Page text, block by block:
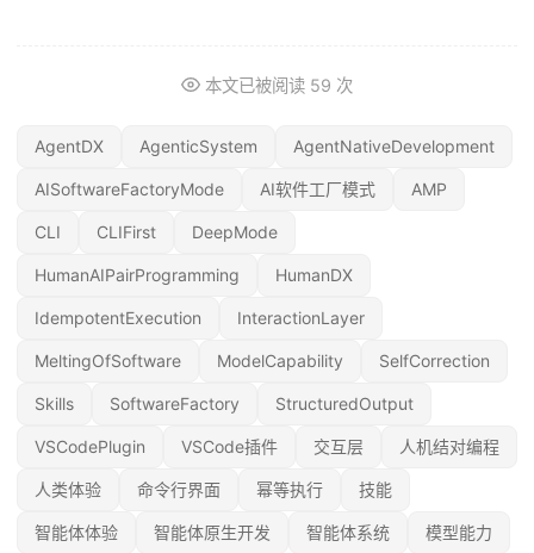
本文已被阅读 59 次
AgentDX AgenticSystem AgentNativeDevelopment
AISoftwareFactoryMode AI软件工厂模式 AMP
CLI CLIFirst DeepMode
HumanAIPairProgramming HumanDX
IdempotentExecution InteractionLayer
MeltingOfSoftware ModelCapability SelfCorrection
Skills SoftwareFactory StructuredOutput
VSCodePlugin VSCode插件 交互层 人机结对编程
人类体验 命令行界面 幂等执行 技能
智能体体验 智能体原生开发 智能体系统 模型能力